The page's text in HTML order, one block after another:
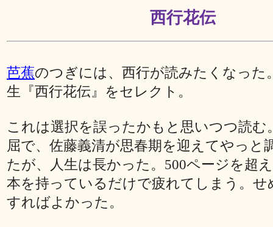
西行花伝
芭蕉のつぎには、西行が読みたくなった
生『西行花伝』をセレクト。
これは選択を誤ったかもと思いつつ読む
屈で、佐藤義清が思春期を迎えてやっと
たが、人生は長かった。500ページを超
本を持っているだけで疲れてしまう。せ
すればよかった。